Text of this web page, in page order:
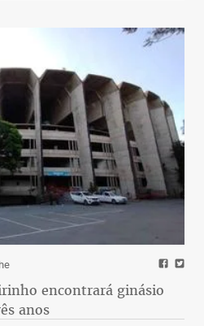
encontrará ginásio
anos